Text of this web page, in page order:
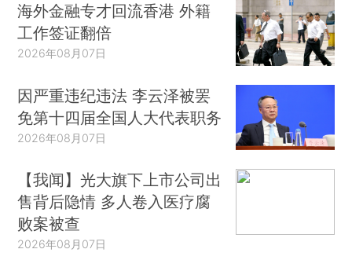
海外金融专才回流香港 外籍
工作签证翻倍
2026年08月07日
因严重违纪违法 李云泽被罢
免第十四届全国人大代表职务
2026年08月07日
【我闻】光大旗下上市公司出
售背后隐情 多人卷入医疗腐
败案被查
2026年08月07日